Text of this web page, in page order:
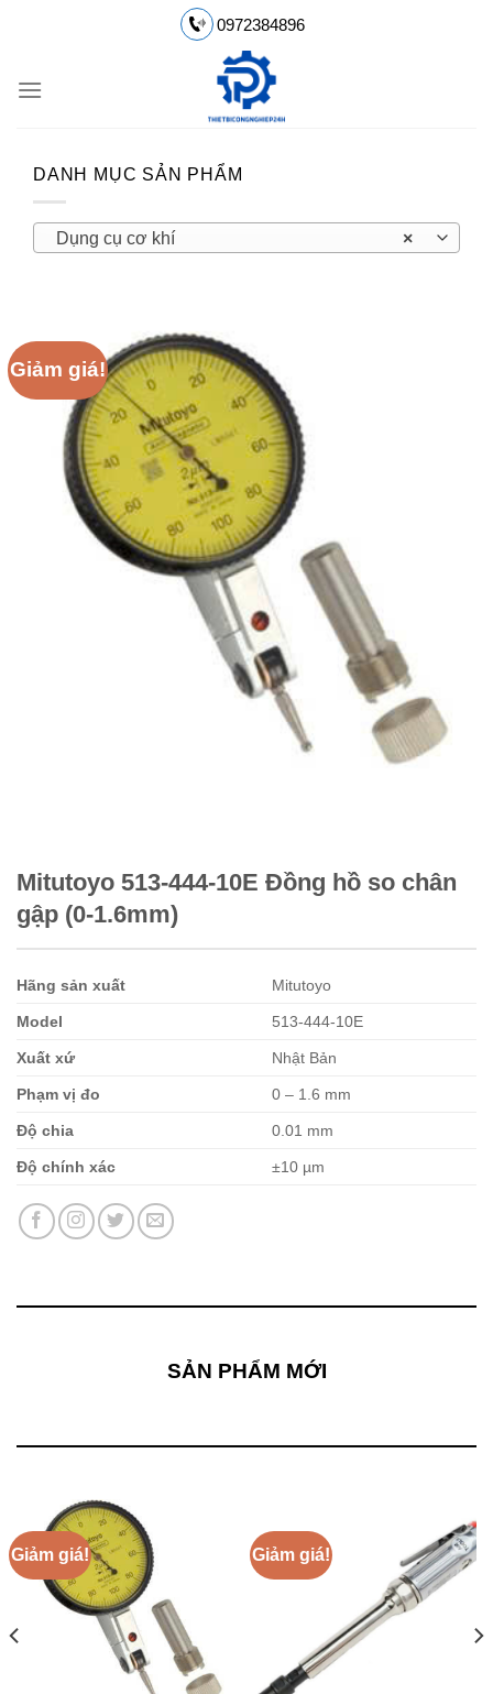
dung
0972384896
DANH MỤC SẢN PHẨM
×
Dụng cụ cơ khí
Giảm giá!
Mitutoyo 513-444-10E Đồng hồ so chân
gập (0-1.6mm)
Hãng sản xuất Mitutoyo
Model 513-444-10E
Xuất xứ Nhật Bản
Phạm vị đo 0 – 1.6 mm
Độ chia 0.01 mm
Độ chính xác ±10 µm
SẢN PHẨM MỚI
Giảm giá! Giảm giá!